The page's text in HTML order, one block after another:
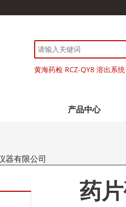
黄海药检 RCZ-QY8 溶出系统
产品中心
器有限公司
药